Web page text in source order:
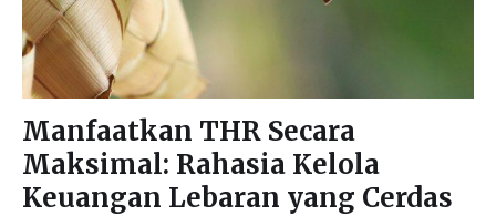
Manfaatkan THR Secara
Maksimal: Rahasia Kelola
Keuangan Lebaran yang Cerdas